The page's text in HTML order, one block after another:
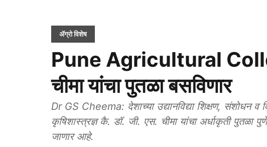
ॲग्रो विशेष
Pune Agricultural
चीमा यांचा पुतळा बसविणार
Dr GS Cheema: देशाच्या उद्यानविद्या शिक्षण, संशोधन व
कृषिशास्त्रज्ञ कै. डॉ. जी. एस. चीमा यांचा अर्धाकृती पुतळा पुणे
जाणार आहे.